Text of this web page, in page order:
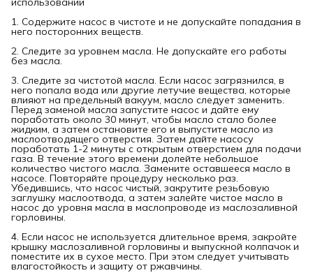
1. Содержите насос в чистоте и не допускайте попадания в
него посторонних веществ.
2. Следите за уровнем масла. Не допускайте его работы
без масла.
3. Следите за чистотой масла. Если насос загрязнился, в
него попала вода или другие летучие вещества, которые
влияют на предельный вакуум, масло следует заменить.
Перед заменой масла запустите насос и дайте ему
поработать около 30 минут, чтобы масло стало более
жидким, а затем остановите его и выпустите масло из
маслоотводящего отверстия. Затем дайте насосу
поработать 1-2 минуты с открытым отверстием для подачи
газа. В течение этого времени долейте небольшое
количество чистого масла. Замените оставшееся масло в
насосе. Повторяйте процедуру несколько раз.
Убедившись, что насос чистый, закрутите резьбовую
заглушку маслоотвода, а затем залейте чистое масло в
насос до уровня масла в маслопроводе из маслозаливной
горловины.
4. Если насос не используется длительное время, закройте
крышку маслозаливной горловины и выпускной колпачок и
поместите их в сухое место. При этом следует учитывать
влагостойкость и защиту от ржавчины.